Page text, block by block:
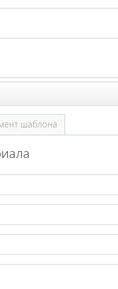
шаблона